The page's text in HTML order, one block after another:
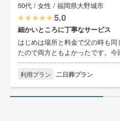
50代 / 女性 / 福岡県大野城市
5.0
細かいところに丁寧なサービス
はじめは場所と料金で父の時も同
たので両方ともよかったです。
利用プラン 二日葬プラン